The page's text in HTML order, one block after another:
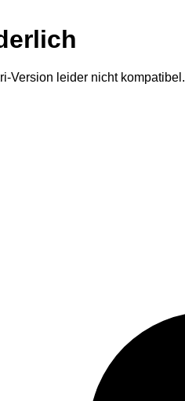
Version leider nicht kompatibel.